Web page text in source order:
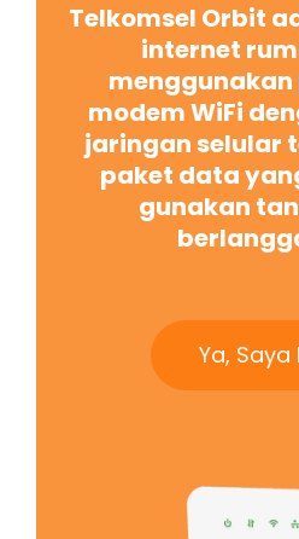
Telkomsel Orbit
internet
modem WiFi
jaringan selular
paket data
gunakan
Ya, Saya